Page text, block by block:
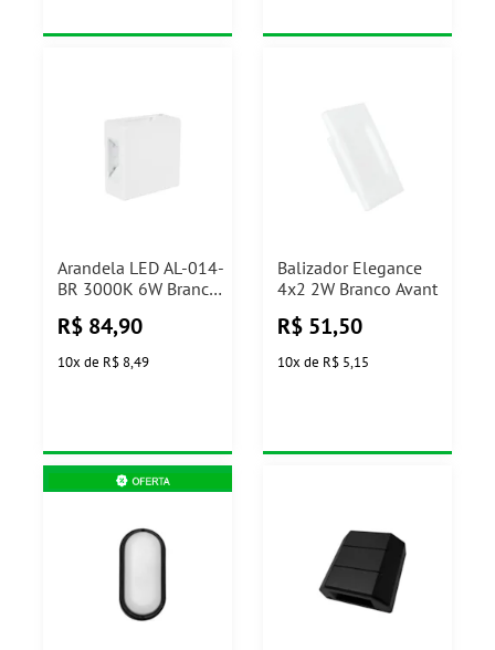
Arandela LED AL-014-
BR 3000K 6W Branca
R$ 84,90
10x de R$ 8,49
Balizador Elegance
4x2 2W Branco Avant
R$ 51,50
10x de R$ 5,15